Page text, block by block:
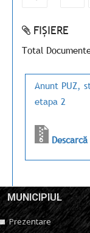
FIȘIERE
Total
Anunt PUZ,
etapa 2
MUNICIPIUL
Prezentare